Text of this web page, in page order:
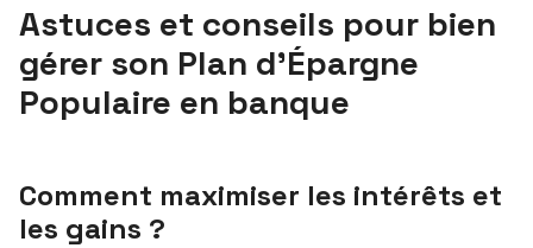
Astuces et conseils pour bien
gérer son Plan d’Épargne
Populaire en banque
Comment maximiser les intérêts et
les gains ?